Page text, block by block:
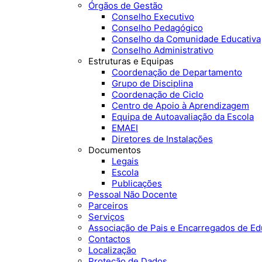
Órgãos de Gestão
Conselho Executivo
Conselho Pedagógico
Conselho da Comunidade Educativa
Conselho Administrativo
Estruturas e Equipas
Coordenação de Departamento
Grupo de Disciplina
Coordenação de Ciclo
Centro de Apoio à Aprendizagem
Equipa de Autoavaliação da Escola
EMAEI
Diretores de Instalações
Documentos
Legais
Escola
Publicações
Pessoal Não Docente
Parceiros
Serviços
Associação de Pais e Encarregados de
Contactos
Localização